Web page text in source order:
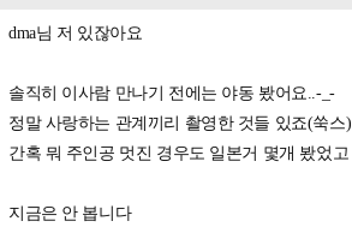
dma님 저 있잖아요
솔직히 이사람 만나기 전에는 야동 봤어요..-_-
정말 사랑하는 관계끼리 촬영한 것들 있죠(쑥스)
간혹 뭐 주인공 멋진 경우도 일본거 몇개 봤었고
지금은 안 봅니다